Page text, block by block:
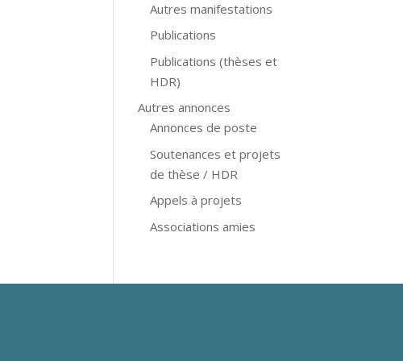
Autres manifestations
Publications
Publications (thèses et
HDR)
Autres annonces
Annonces de poste
Soutenances et projets
de thèse / HDR
Appels à projets
Associations amies